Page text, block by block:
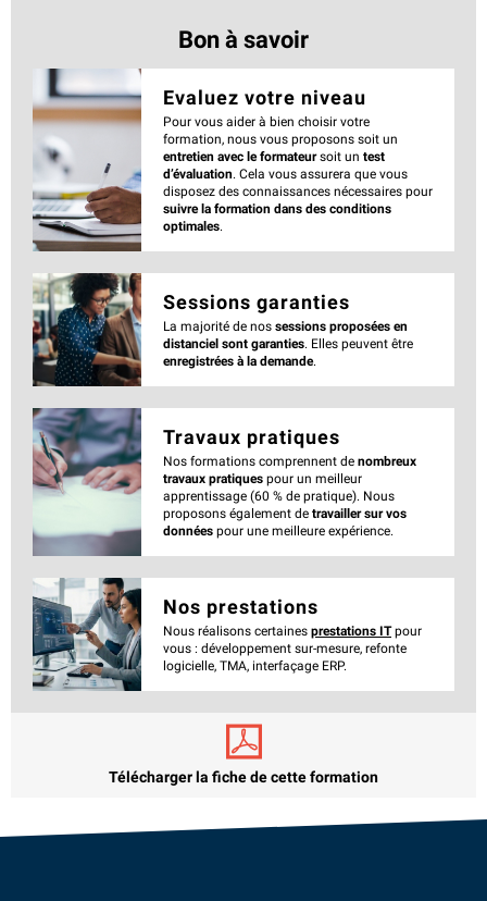
Bon à savoir
Evaluez votre niveau
Pour vous aider à bien choisir votre
formation, nous vous proposons soit un
entretien avec le formateursoit un test
d’évaluation. Cela vous assurera que vous
disposez des connaissances nécessaires pour
suivre la formation dans des conditions
optimales.
Sessions garanties
La majorité de nos sessions proposées en
distanciel sont garanties. Elles peuvent être
enregistrées à la demande.
Travaux pratiques
Nos formations comprennent de nombreux
travaux pratiques pour un meilleur
apprentissage (60 % de pratique). Nous
proposons également de travailler sur vos
données pour une meilleure expérience.
Nos prestations
Nous réalisons certaines prestations ITpour
vous : développement sur-mesure, refonte
logicielle, TMA, interfaçage ERP.
Télécharger la fiche de cette formation